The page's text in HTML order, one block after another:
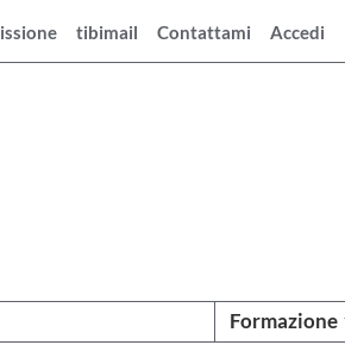
tibimail Contattami Accedi
Formazione